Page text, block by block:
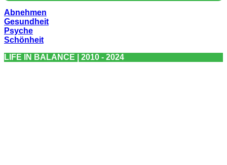
Abnehmen
Gesundheit
Psyche
Schönheit
LIFE IN BALANCE | 2010 - 2024